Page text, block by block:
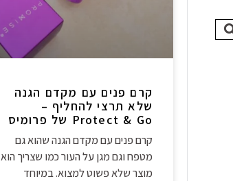
קרם פנים עם מקדם הגנה
שלא תרצי להחליף –
Protect & Go של פרומיס
קרם פנים עם מקדם הגנה שהוא גם
מטפח וגם מגן על העור כמו שצריך הוא
מוצר שלא פשוט למצוא. במיוחד